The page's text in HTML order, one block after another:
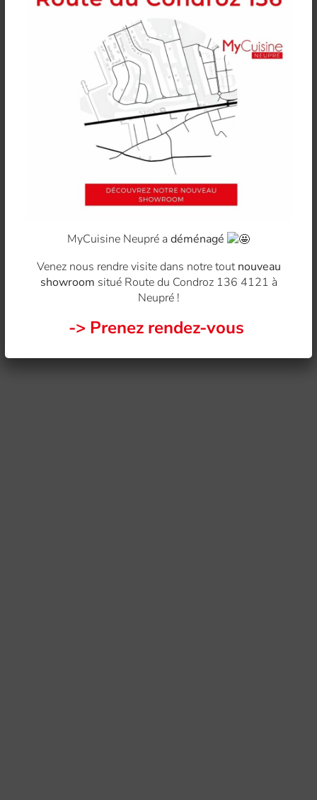
MyCuisine Neupré a déménagé
Venez nous rendre visite dans notre toutnouveau
showroom situé Route du Condroz 136 4121 à
Neupré !
-> Prenez rendez-vous